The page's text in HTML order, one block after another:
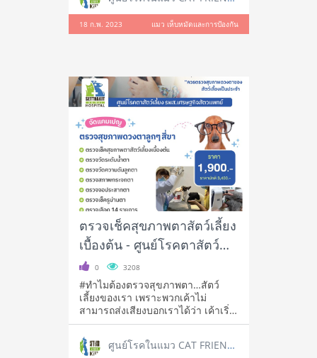
18 ก.พ. 2023 แมว เห็บหมัดและการป้องกัน
ตรวจเช็คสุขภาพตาสัตว์เลี้ยง
เบื้องต้น - ศูนย์โรคตาสัตว์
เลี้ยง รพส.เศรษฐกิจ
สัตวแพทย์
0 3208
#ทำไมต้องตรวจสุขภาพตา…สัตว์
เลี้ยงของเรา เพราะพวกเค้าไม่
สามารถส่งเสียงบอกเราได้ว่า เค้าเริ่ม
มองภาพไ
ศูนย์โรคในแมว CAT FRIENDLY CLINIC